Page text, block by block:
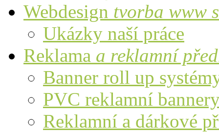
Webdesign tvorba www
Ukázky naší práce
Reklama a reklamní
Banner roll up
PVC reklamní
Reklamní a dárkové